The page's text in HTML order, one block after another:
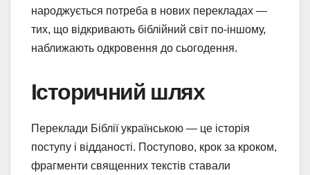
народжується потреба в нових перекладах —
тих, що відкривають біблійний світ по-іншому,
наближають одкровення до сьогодення.
Історичний шлях
Переклади Біблії українською — це історія
поступу і відданості. Поступово, крок за кроком,
фрагменти священних текстів ставали